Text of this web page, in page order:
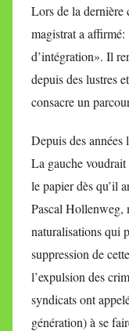
Lors de la dernière
magistrat a
d’intégration». Il
depuis des lustres
consacre un
Depuis des années
La gauche
le papier dès qu’il
Pascal Hollenweg,
naturalisations qui
suppression de
l’expulsion des
syndicats ont
génération) à se